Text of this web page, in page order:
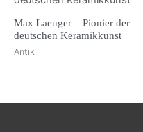
Max Laeuger – Pionier der
deutschen Keramikkunst
Antik